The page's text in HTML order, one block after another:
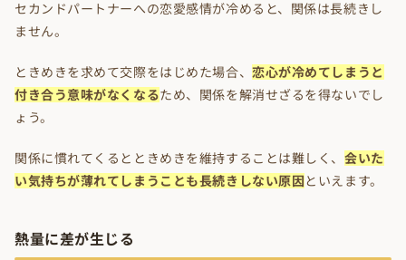
セカンドパートナーへの恋愛感情が冷めると、関係は長続きし
ません。
ときめきを求めて交際をはじめた場合、恋心が冷めてしまうと
付き合う意味がなくなるため、関係を解消せざるを得ないでし
ょう。
関係に慣れてくるとときめきを維持することは難しく、 会いた
い気持ちが薄れてしまうことも長続きしない原因といえます。
熱量に差が生じる